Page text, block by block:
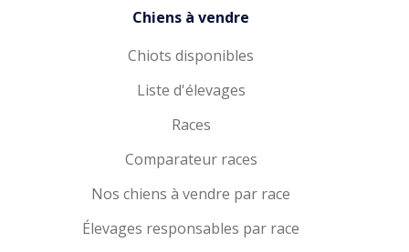
Chiens à vendre
Chiots disponibles
Liste d'élevages
Races
Comparateur races
Nos chiens à vendre par race
Élevages responsables par race